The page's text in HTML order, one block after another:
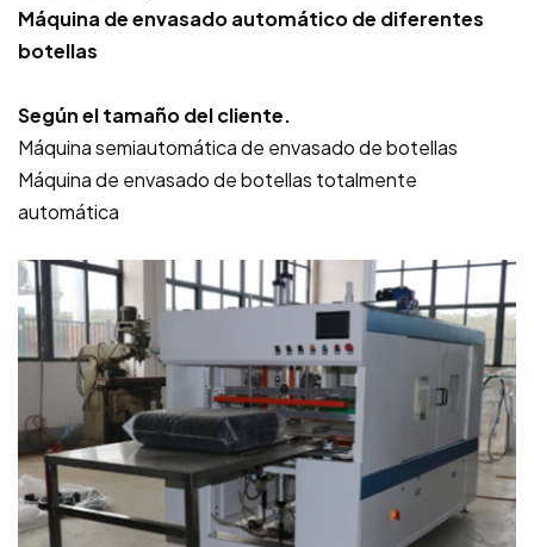
Máquina de envasado automático de diferentes
botellas
Según el tamaño del cliente.
Máquina semiautomática de envasado de botellas
Máquina de envasado de botellas totalmente
automática